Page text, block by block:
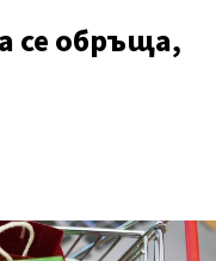
се обръща,